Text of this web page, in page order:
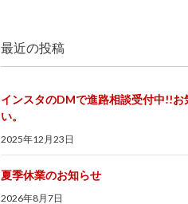
最近の投稿
インスタのDMで進路相談受付中!!お
い。
2025年12月23日
夏季休業のお知らせ
2026年8月7日